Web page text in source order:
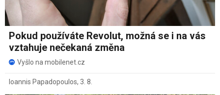
Pokud používáte Revolut, možná se i na vás
vztahuje nečekaná změna
Vyšlo na mobilenet.cz
Ioannis Papadopoulos, 3. 8.